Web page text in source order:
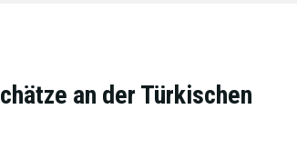
an der Türkischen